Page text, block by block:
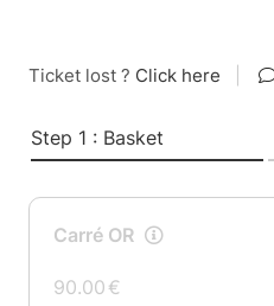
Ticket lost ? Click here
Step 1 : Basket
Carré OR
90.00 €